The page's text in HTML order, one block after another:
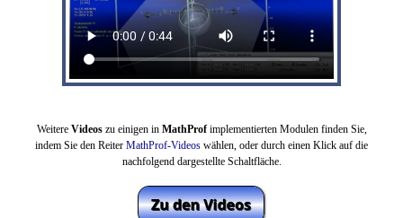
Weitere Videos zu einigen in MathProfimplementierten Modulen finden Sie,
indem Sie den Reiter MathProf-Videos wählen, oder durch einen Klick auf die
nachfolgend dargestellte Schaltfläche.